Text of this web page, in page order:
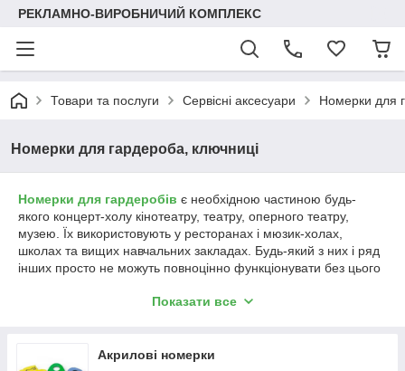
РЕКЛАМНО-ВИРОБНИЧИЙ КОМПЛЕКС
Товари та послуги Сервісні аксесуари Номерки для
Номерки для гардероба, ключниці
Номерки для гардеробів є необхідною частиною будь-
якого концерт-холу кінотеатру, театру, оперного театру,
музею. Їх використовують у ресторанах і мюзик-холах,
школах та вищих навчальних закладах. Будь-який з них і ряд
інших просто не можуть повноцінно функціонувати без цього
необхідні скрізь, де є великий потік відвідувачів на
підбираються і міні-ярлички для одягу. Якщо їх призначення
Показати все
Акрилові номерки